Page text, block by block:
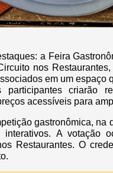
a Feira
nos
em um espaço
criarão
acessíveis para
gastronômica, na
A votação
Restaurantes. O